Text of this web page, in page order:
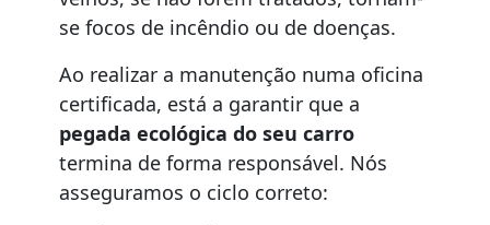
se focos de incêndio ou de doenças.
Ao realizar a manutenção numa oficina
certificada, está a garantir que a
pegada ecológica do seu carro
termina de forma responsável. Nós
asseguramos o ciclo correto: